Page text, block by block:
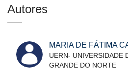
Autores
MARIA DE FÁTIMA
UERN- UNIVERSIDADE
GRANDE DO NORTE